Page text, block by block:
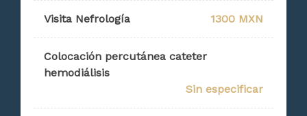
Visita Nefrología 1300 MXN
Colocación percutánea cateter
hemodiálisis
Sin especificar